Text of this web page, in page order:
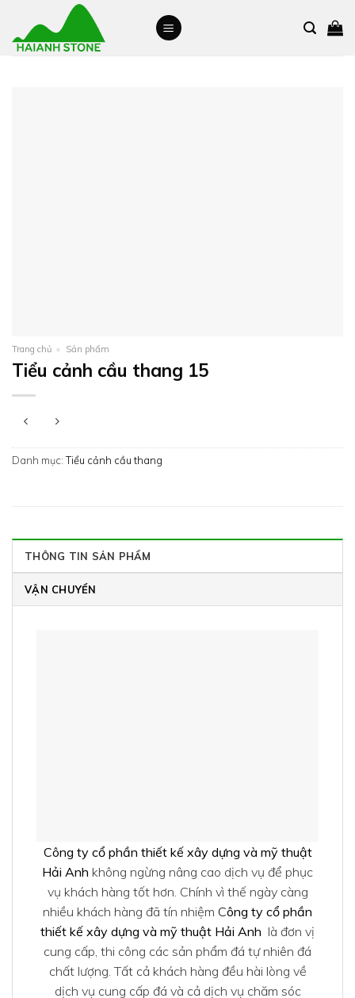
content
Trang chủ » Sản phẩm
Tiểu cảnh cầu thang 15
Danh mục:Tiểu cảnh cầu thang
THÔNG TIN SẢN PHẨM
VẬN CHUYỂN
Công ty cổ phần thiết kế xây dựng và mỹ thuật
Hải Anh không ngừng nâng cao dịch vụ để phục
vụ khách hàng tốt hơn. Chính vì thế ngày càng
nhiều khách hàng đã tín nhiệm Công ty cổ phần
thiết kế xây dựng và mỹ thuật Hải Anh là đơn vị
cung cấp, thi công các sản phẩm đá tự nhiên đá
chất lượng. Tất cả khách hàng đều hài lòng về
dịch vụ cung cấp đá và cả dịch vụ chăm sóc